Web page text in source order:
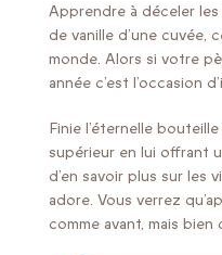
Apprendre à déceler
de vanille d’une cuvée,
monde. Alors si votre
année c’est l’occasion
Finie l’éternelle
supérieur en lui offrant
d’en savoir plus sur les
adore. Vous verrez
comme avant, mais